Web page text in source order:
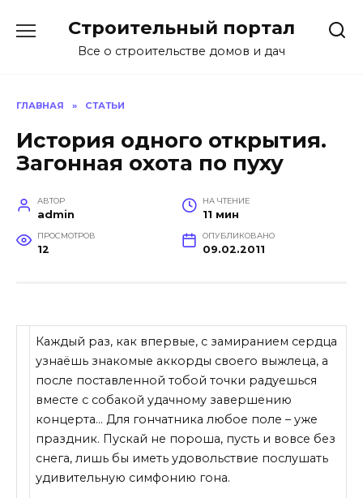
содержанию
Строительный портал
Все о строительстве домов и дач
ГЛАВНАЯ » СТАТЬИ
История одного открытия.
Загонная охота по пуху
АВТОР
admin
НА ЧТЕНИЕ
11 мин
ПРОСМОТРОВ
12
ОПУБЛИКОВАНО
09.02.2011
Каждый раз, как впервые, с замиранием сердца
узнаёшь знакомые аккорды своего выжлеца, а
после поставленной тобой точки радуешься
вместе с собакой удачному завершению
концерта… Для гончатника любое поле – уже
праздник. Пускай не пороша, пусть и вовсе без
снега, лишь бы иметь удовольствие послушать
удивительную симфонию гона.